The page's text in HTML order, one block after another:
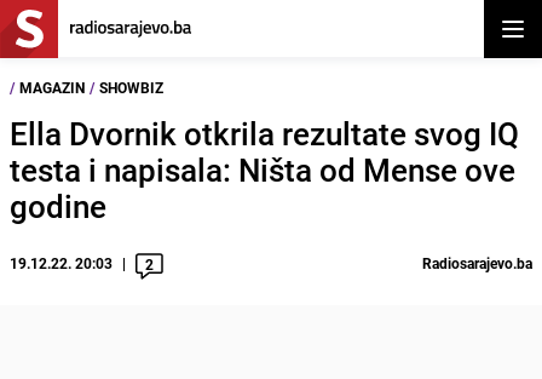
/ MAGAZIN / SHOWBIZ
Ella Dvornik otkrila rezultate svog IQ
testa i napisala: Ništa od Mense ove
godine
19.12.22. 20:03 2 Radiosarajevo.ba